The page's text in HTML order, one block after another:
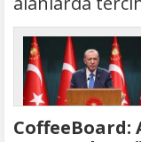
ödemesiz, 36
CoffeeBoard: